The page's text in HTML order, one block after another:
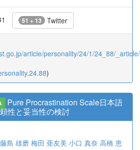
51 + 13 Twitter
article/personality/24/1/24_88/
)
Pure Procrastination Scale日本語
性と妥当性の検討
藤島 雄磨 梅田 亜友美 小口 真奈 高橋 恵